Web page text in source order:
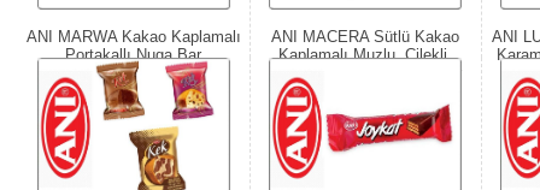
ANI MARWA Kakao Kaplamalı
Portakallı Nuga Bar
ANI MACERA Sütlü Kakao
Kaplamalı Muzlu, Çilekli,
Portakallı Aromalı Nuga Bar
ANI